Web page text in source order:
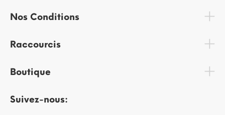
Nos Conditions
Raccourcis
Boutique
Suivez-nous: